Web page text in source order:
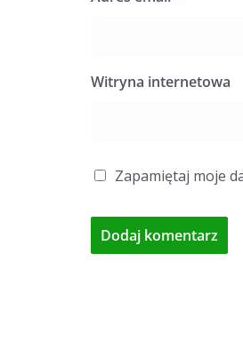
Witryna internetowa
Zapamiętaj moje